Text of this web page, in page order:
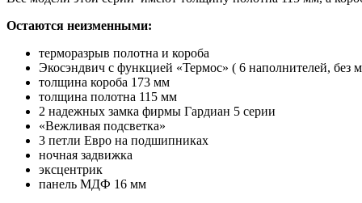
Остаются неизменными:
терморазрыв полотна и короба
Экосэндвич с функцией «Термос» ( 6 наполнителей, без
толщина короба 173 мм
толщина полотна 115 мм
2 надежных замка фирмы Гардиан 5 серии
«Вежливая подсветка»
3 петли Евро на подшипниках
ночная задвижка
эксцентрик
панель МДФ 16 мм